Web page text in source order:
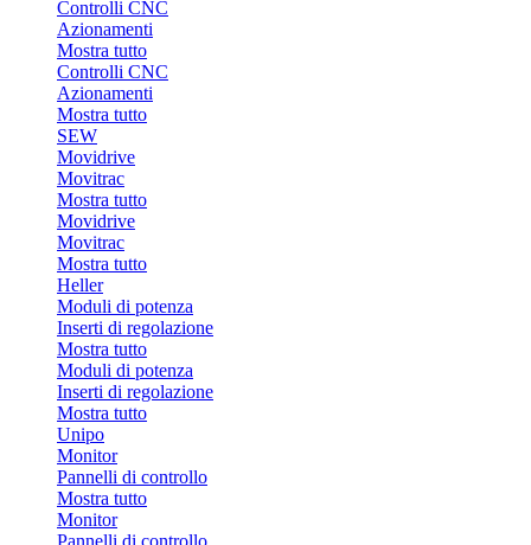
Controlli CNC
Azionamenti
Mostra tutto
Controlli CNC
Azionamenti
Mostra tutto
SEW
Movidrive
Movitrac
Mostra tutto
Movidrive
Movitrac
Mostra tutto
Heller
Moduli di potenza
Inserti di regolazione
Mostra tutto
Moduli di potenza
Inserti di regolazione
Mostra tutto
Unipo
Monitor
Pannelli di controllo
Mostra tutto
Monitor
Pannelli di controllo